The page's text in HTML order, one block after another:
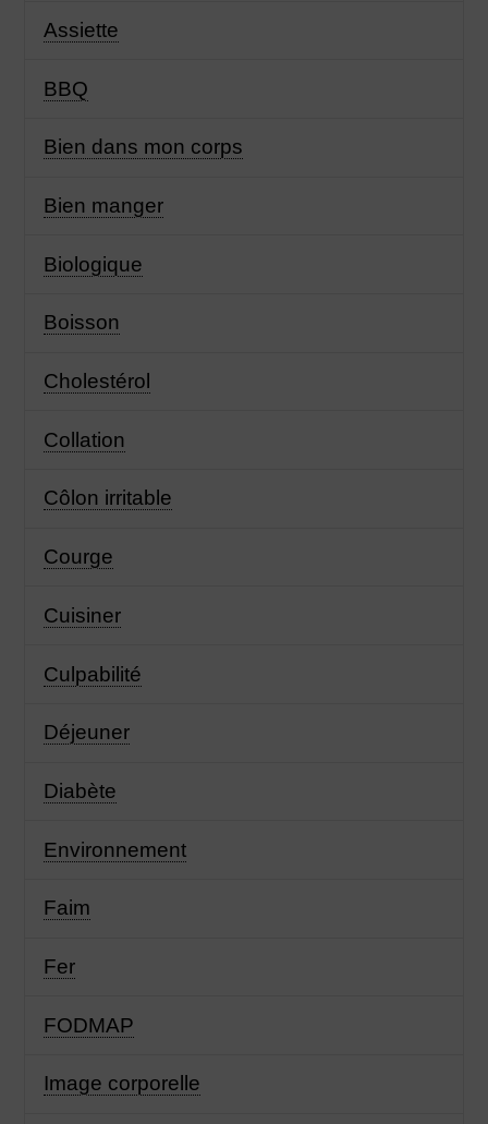
Assiette
BBQ
Bien dans mon corps
Bien manger
Biologique
Boisson
Cholestérol
Collation
Côlon irritable
Courge
Cuisiner
Culpabilité
Déjeuner
Diabète
Environnement
Faim
Fer
FODMAP
Image corporelle